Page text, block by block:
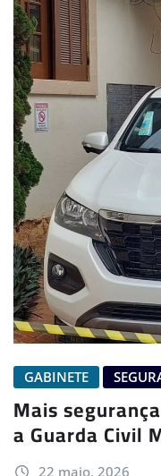
GABINETE
Mais
a Guarda Civil
22 maio, 2026